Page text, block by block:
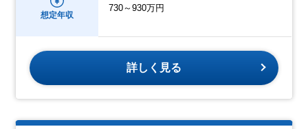
想定年収
730～930万円
詳しく見る